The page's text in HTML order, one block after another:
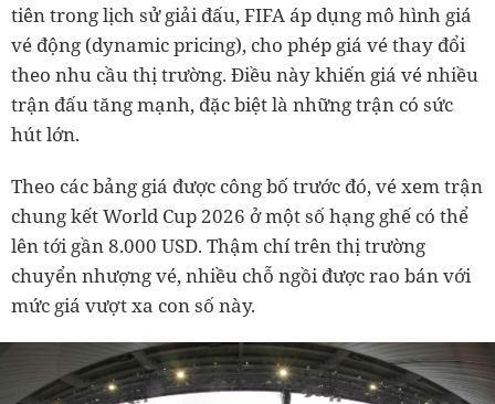
tiên trong lịch sử giải đấu, FIFA áp dụng mô hình giá
vé động (dynamic pricing), cho phép giá vé thay đổi
theo nhu cầu thị trường. Điều này khiến giá vé nhiều
trận đấu tăng mạnh, đặc biệt là những trận có sức
hút lớn.
Theo các bảng giá được công bố trước đó, vé xem trận
chung kết World Cup 2026 ở một số hạng ghế có thể
lên tới gần 8.000 USD. Thậm chí trên thị trường
chuyển nhượng vé, nhiều chỗ ngồi được rao bán với
mức giá vượt xa con số này.